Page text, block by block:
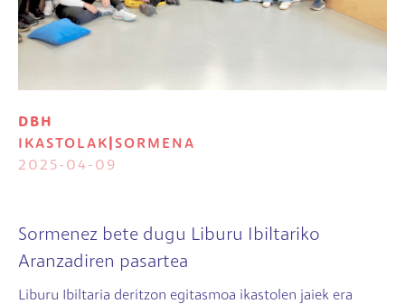
DBH
IKASTOLAK SORMENA
2025-04-09
Sormenez bete dugu Liburu Ibiltariko
Aranzadiren pasartea
Liburu Ibiltaria deritzon egitasmoa ikastolen jaiek era